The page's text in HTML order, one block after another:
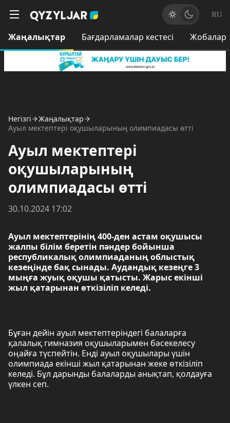
RU
Жаңалықтар Бағдарламалар кестесі Жобалар
Негізгі
Жаңалықтар
Ауыл мектептері оқушыларының олимпиадасы өтті
Ауыл мектептері
оқушыларының
олимпиадасы өтті
30.10.2024 17:02
Ауыл мектептерінің 400-ден астам оқушысы
жалпы білім беретін пәндер бойынша
республикалық олимпиаданың облыстық
кезеңінде бақ сынады. Аудандық кезеңге 3
мыңға жуық оқушы қатысты. Жарыс екінші
жыл қатарынан өткізіліп келеді.
Бұған дейін ауыл мектептеріндегі балаларға
қалалық гимназия оқушыларымен бәсекелесу
оңайға түспейтін. Енді ауыл оқушылары үшін
олимпиада екінші жыл қатарынан жеке өткізіліп
келеді. Бұл дарынды балаларды анықтап, қолдауға
үлкен сеп.